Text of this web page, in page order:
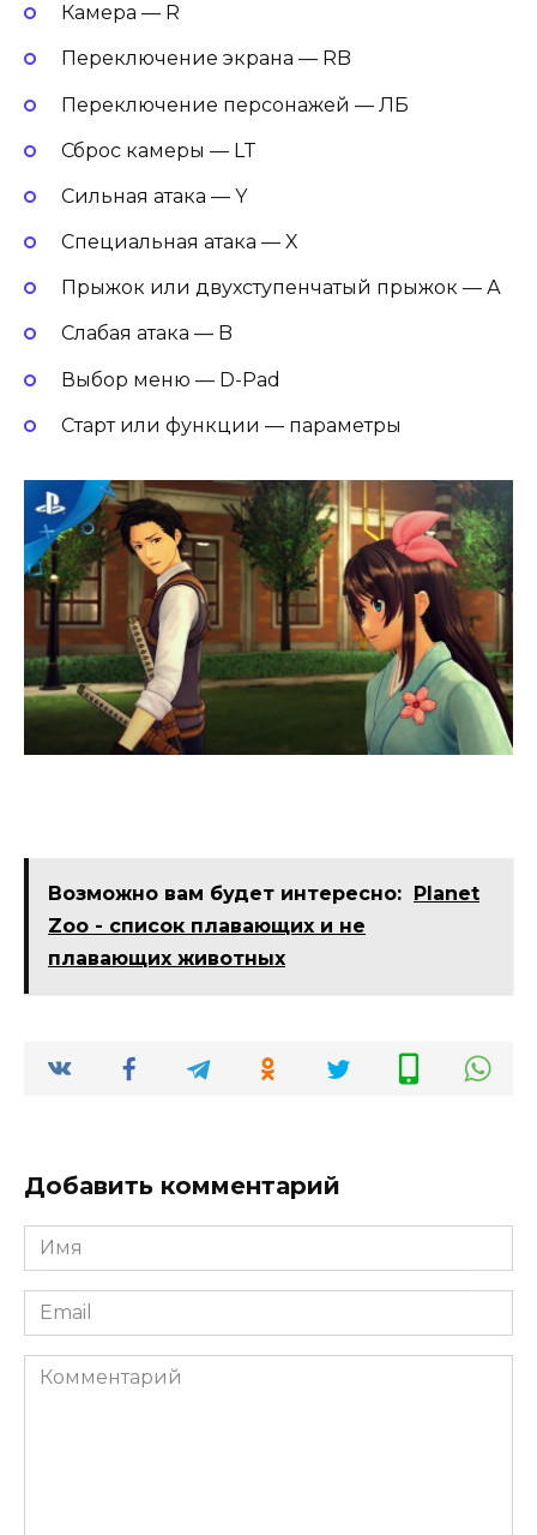
Камера — R
Переключение экрана — RB
Переключение персонажей — ЛБ
Сброс камеры — LT
Сильная атака — Y
Специальная атака — X
Прыжок или двухступенчатый прыжок — А
Слабая атака — B
Выбор меню — D-Pad
Старт или функции — параметры
Возможно вам будет интересно: Planet
Zoo - список плавающих и не
плавающих животных
Добавить комментарий
Имя
*
Email
*
Комментарий